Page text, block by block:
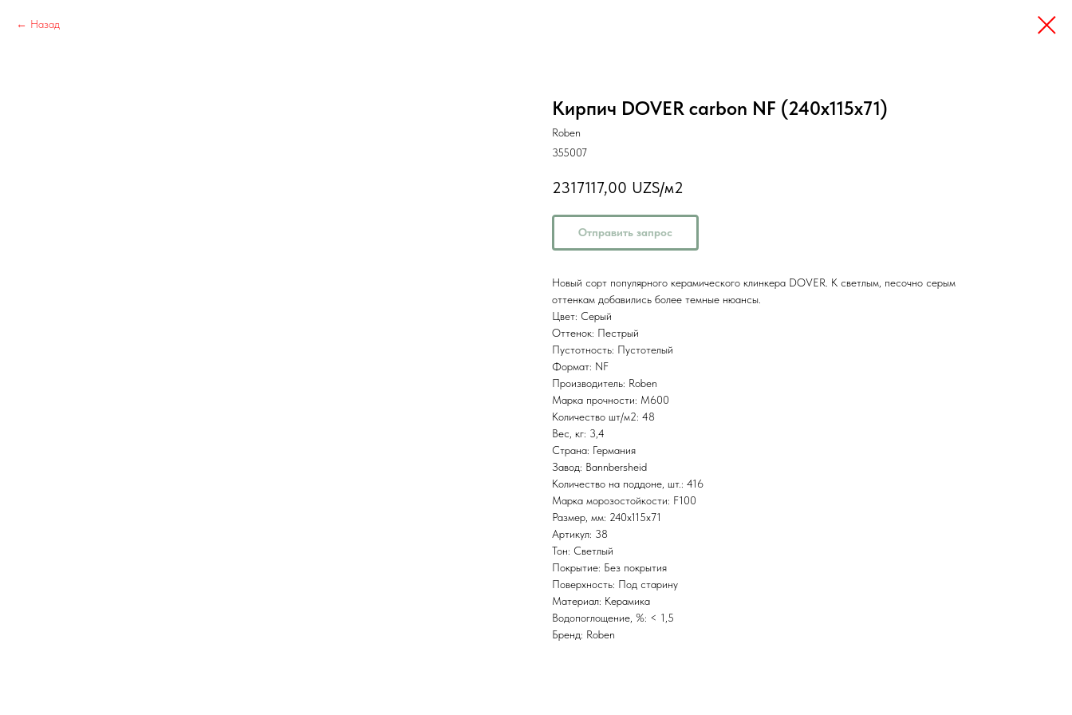
Назад
Кирпич DOVER carbon NF (240x115x71)
Roben
355007
2317117,00 UZS/м2
Отправить запрос
Новый сорт популярного керамического клинкера DOVER. К светлым, песочно серым
оттенкам добавились более темные нюансы.
Цвет: Серый
Оттенок: Пестрый
Пустотность: Пустотелый
Формат: NF
Производитель: Roben
Марка прочности: M600
Количество шт/м2: 48
Вес, кг: 3,4
Страна: Германия
Завод: Bannbersheid
Количество на поддоне, шт.: 416
Марка морозостойкости: F100
Размер, мм: 240x115x71
Артикул: 38
Тон: Светлый
Покрытие: Без покрытия
Поверхность: Под старину
Материал: Керамика
Водопоглощение, %: < 1,5
Бренд: Roben